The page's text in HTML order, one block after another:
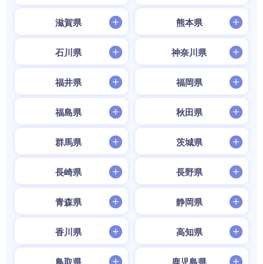
滋賀県 熊本県
石川県 神奈川県
福井県 福岡県
福島県 秋田県
群馬県 茨城県
長崎県 長野県
青森県 静岡県
香川県 高知県